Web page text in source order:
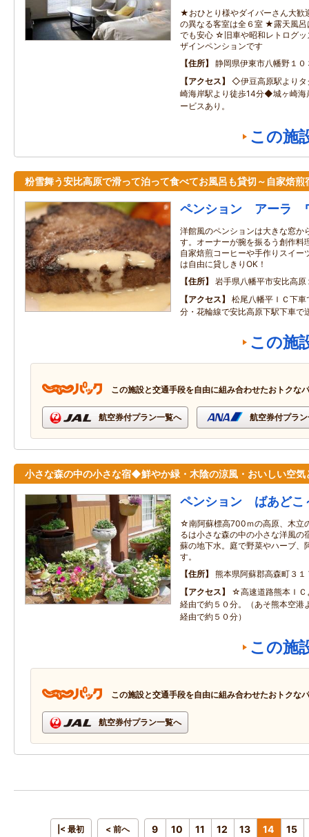
★おひとり様やダイバーさん大
の異なる客室は全６室 ★露天風呂
でも安心 ☆旧車や昭和レトログッ
ザインペンションです
住所
静岡県伊東市八幡野１０
アクセス
◇伊豆高原駅より
崎海岸駅より徒歩14分◆城ヶ崎海
ービスあり。
この施
粉雪舞う安比高原で滑って泊って食べてお風呂も貸切～自家焙煎
ペンション アーラ
洋館風のペンションは大きな窓か
す。オーナーが腕を振るう創作料
自家焙煎コーヒーや手作りスイー
は自由に貸しきりOK！
住所
岩手県八幡平市安比高原
アクセス
松尾八幡平ＩＣ下
分・花輪線で安比高原下駅下車で
この施
この施設と交通手段を自由に組み合わせたおトクな
航空券付プラン一覧へ 航空券付プラ
小さな森の中の小さな宿◆鮮やか緑・木陰の涼風・おいしい空気
ペンション ばあどこ
☆南阿蘇標高700ｍの高原、木立
るは小さな森の中の小さな洋風の
蘇の地下水。庭で野菜やハーブ、
す。
住所
熊本県阿蘇郡高森町３１
アクセス
☆高速道路熊本ＩＣ
経由で約５０分。（あそ熊本空港
経由で約５０分）
この施
この施設と交通手段を自由に組み合わせたおトクな
航空券付プラン一覧へ
|< 最初 < 前へ 9 10 11 12 13 14 15